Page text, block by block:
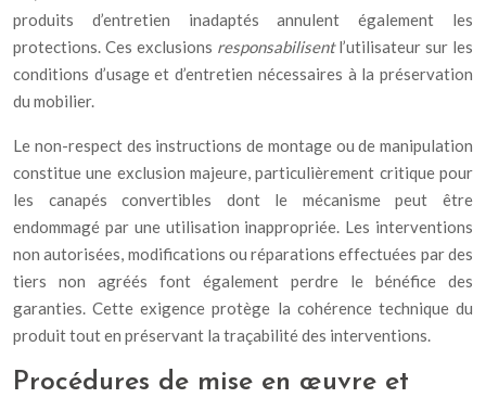
produits d’entretien inadaptés annulent également les
protections. Ces exclusions responsabilisentl’utilisateur sur les
conditions d’usage et d’entretien nécessaires à la préservation
du mobilier.
Le non-respect des instructions de montage ou de manipulation
constitue une exclusion majeure, particulièrement critique pour
les canapés convertibles dont le mécanisme peut être
endommagé par une utilisation inappropriée. Les interventions
non autorisées, modifications ou réparations effectuées par des
tiers non agréés font également perdre le bénéfice des
garanties. Cette exigence protège la cohérence technique du
produit tout en préservant la traçabilité des interventions.
Procédures de mise en œuvre et